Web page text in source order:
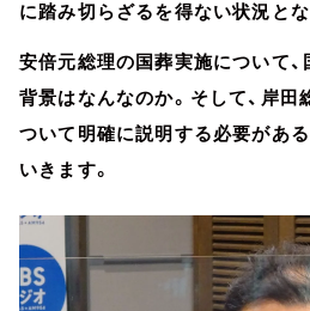
に踏み切らざるを得ない状況とな
安倍元総理の国葬実施について
背景はなんなのか。そして、岸
ついて明確に説明する必要があ
いきます。